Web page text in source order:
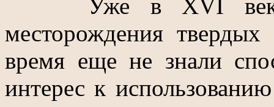
Уже в XVI веке
месторождения
время еще не знали
интерес к